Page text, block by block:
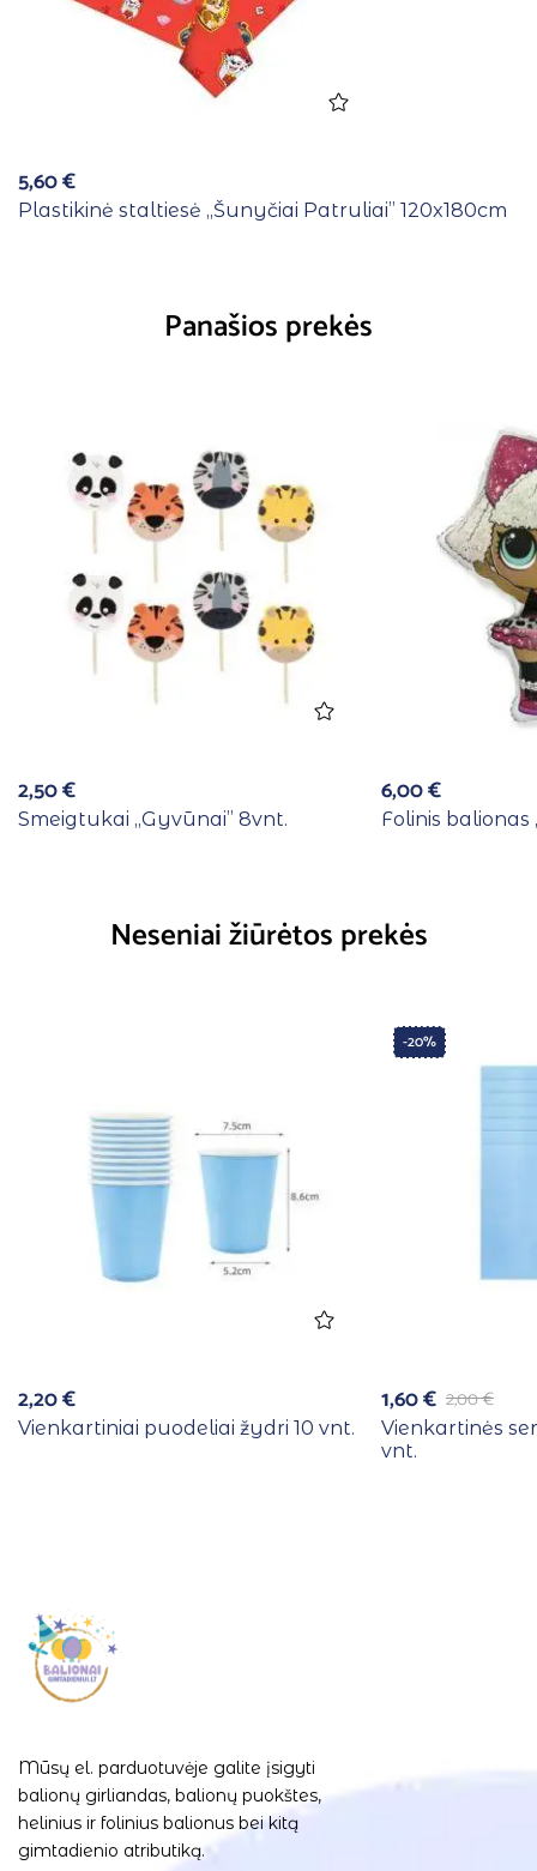
5,60€
Plastikinė staltiesė ,,Šunyčiai Patruliai” 120x180cm
Panašios prekės
2,50€
Smeigtukai ,,Gyvūnai” 8vnt.
6,00€
Folinis balionas
Neseniai žiūrėtos prekės
2,20€
Vienkartiniai puodeliai žydri 10 vnt.
-20%
2,00€
1,60€
Vienkartinės
vnt.
Mūsų el. parduotuvėje galite įsigyti
balionų girliandas, balionų puokštes,
helinius ir folinius balionus bei kitą
gimtadienio atributiką.